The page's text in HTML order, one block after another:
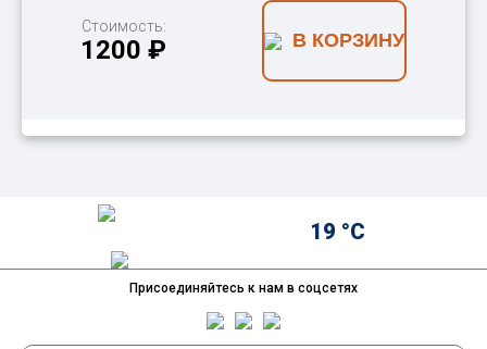
Стоимость:
1200 ₽ В КОРЗИНУ
Присоединяйтесь к нам в соцсетях
19 °C